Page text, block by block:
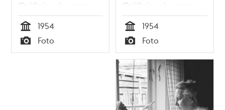
(Ställningsbyggare
John Svensson.)
Tid
1954
Typ
Foto
(Ställningsbyggare
John Svensson.)
Tid
1954
Typ
Foto